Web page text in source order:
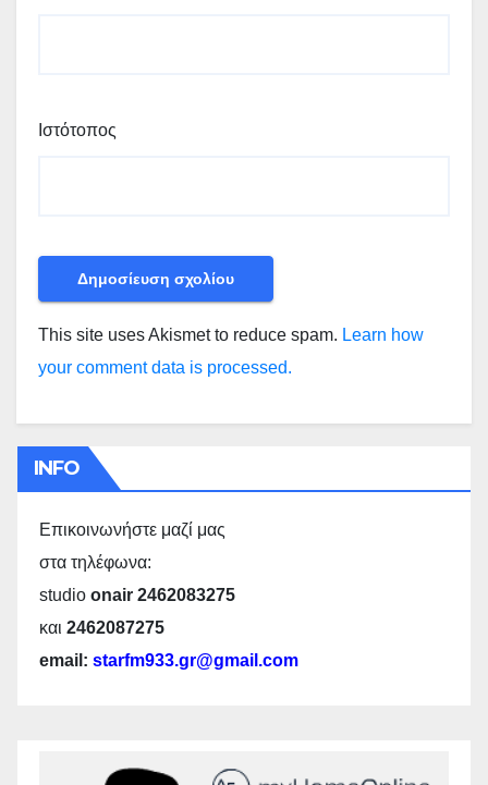
Ιστότοπος
This site uses Akismet to reduce spam. Learn how
your comment data is processed.
INFO
Επικοινωνήστε μαζί μας
στα τηλέφωνα:
studio onair 2462083275
και 2462087275
email: starfm933.gr@gmail.com